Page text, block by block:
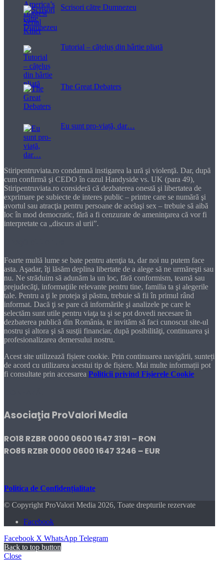
Scrisori către Dumnezeu
Tutorial – cățeluș din hârtie pliată
The Great Debaters
Eu sunt pro-viață, dar…
Stiripentruviata.ro condamnă instigarea la ură şi violenţă. Dar, după
cum confirmă şi CEDO în cazul Handyside vs. UK (para 49),
Stiripentruviata.ro consideră că dezbaterea onestă şi libertatea de
exprimare pe subiecte de interes public – printre care se numără şi
avortul sau atracţia pentru persoane de acelaşi sex – trebuie să aibă
loc în mod democratic, fără a fi cenzurate de ameninţarea că vor fi
interpretate ca „discurs al urii”.
Foarte multă lume se bate pentru atenţia ta, dar noi nu putem face
asta. Aşadar, îţi lăsăm deplina libertate de a alege să ne urmăreşti sau
nu. Ne străduim să adunăm la un loc, fără conformism, teamă sau
prejudecăţi, informaţiile relevante pentru tine, familia ta şi alegerile
tale. Pentru a ţi le proteja şi păstra, trebuie să fii în primul rând
informat. Dacă ţi se pare că informările şi analizele pe care le
selectăm sunt utile pentru viaţa ta şi se pot dovedi necesare în
dezbaterea publică din România, te invităm să faci cunoscut site-ul
nostru şi altora şi să susţii financiar, după posibilităţi, continuarea şi
profesionalizarea demersului nostru.
Acest site utilizează fișiere cookie. Prin continuarea navigării, sunteți
de acord cu utilizarea acestui tip de fișiere. Mai multe informații pot
fi consultate prin accesarea Politicii privind Fișierele Cookie
Asociaţia ProValori Media
RO18 RZBR 0000 0600 1647 3191 – RON
RO85 RZBR 0000 0600 1647 3246 – EUR
Politica de Confidențialitate
© Copyright ProValori Media 2026, Toate drepturile rezervate
Facebook
Facebook X WhatsApp Telegram
Back to top button
Close